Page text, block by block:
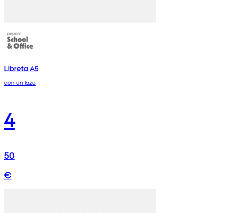
Libreta A5
con un lazo
4
50
€